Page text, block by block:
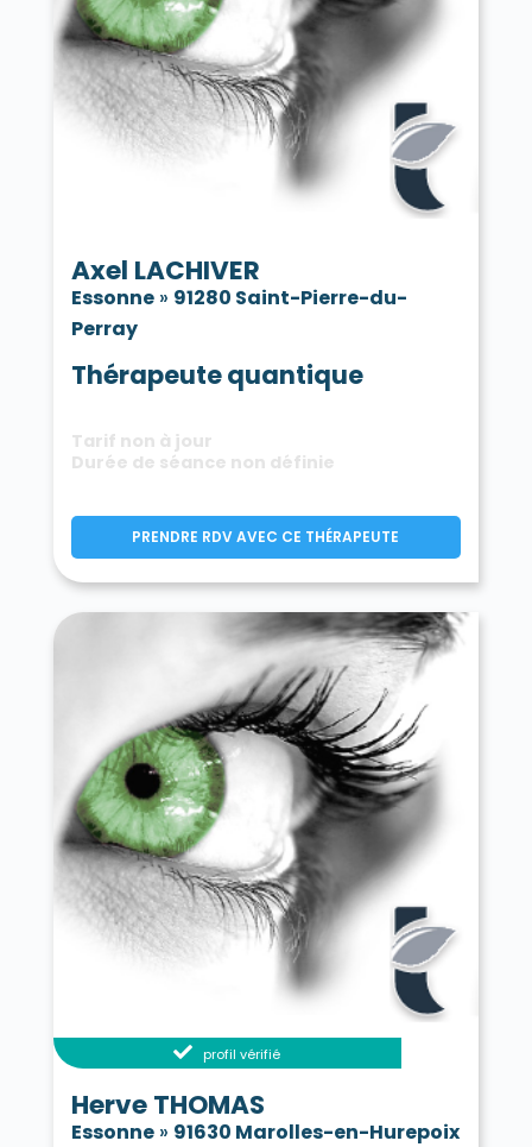
Axel LACHIVER
Essonne» 91280 Saint-Pierre-du-
Perray
Thérapeute quantique
Tarif non à jour
Durée de séance non définie
PRENDRE RDV AVEC CE THÉRAPEUTE
profil vérifié
Herve THOMAS
Essonne» 91630 Marolles-en-Hurepoix